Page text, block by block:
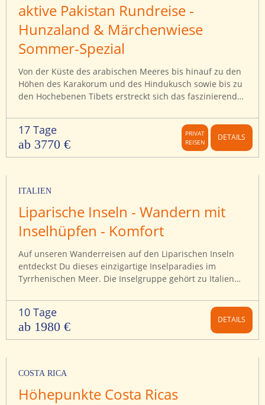
aktive Pakistan Rundreise -
Hunzaland & Märchenwiese
Sommer-Spezial
Von der Küste des arabischen Meeres bis hinauf zu den
Höhen des Karakorum und des Hindukusch sowie bis zu
den Hochebenen Tibets erstreckt sich das faszinierende
noch übertroffen von der Vielfalt der Völker
unterschiedlichster kultureller Prägung, die sich an
einem der Schnittpunkte der antiken Seidenstraße
niedergelassen haben. Auf dieser Reise erkunden wir die
denkbar schönsten Bergpanoramen.
17 Tage
ab 3770 €
PRIVAT
REISEN
DETAILS
ITALIEN
Liparische Inseln - Wandern mit
Inselhüpfen - Komfort
Auf unseren Wanderreisen auf den Liparischen Inseln
entdeckst Du dieses einzigartige Inselparadies im
Tyrrhenischen Meer. Die Inselgruppe gehört zu Italien
spektakulären vulkanischen Erscheinungen und der
landschaftlichen sowie naturalistischen Eigenheiten
wurden die Inseln im Jahr 2000 zum Weltnaturerbe der
UNESCO erklärt. Obwohl alle Inseln vulkanischen
geeignet.
10 Tage
ab 1980 € DETAILS
COSTA RICA
Höhepunkte Costa Ricas